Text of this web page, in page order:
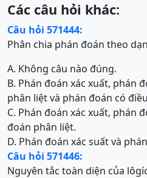
Các câu hỏi khác:
Câu hỏi 571444:
Phân chia phán đoán theo
A. Không câu nào đúng.
B. Phán đoán xác xuất, phán
phân liệt và phán đoán có
C. Phán đoán xác xuất, phán
đoán phân liệt.
D. Phán đoán xác suất và
Câu hỏi 571446:
Nguyên tắc toàn diện của